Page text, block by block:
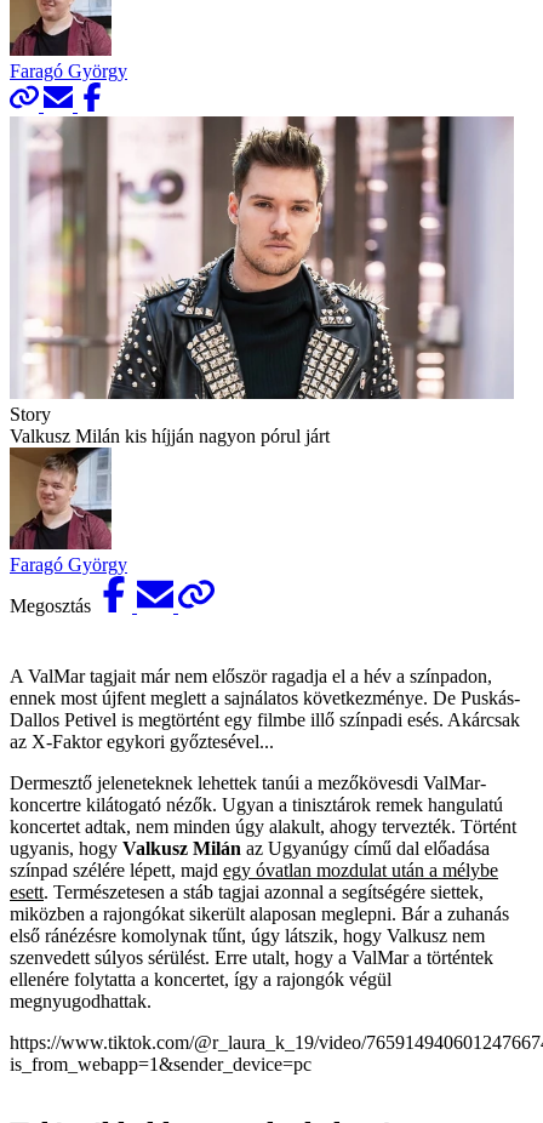
Faragó György
Story
Valkusz Milán kis híjján nagyon pórul járt
Faragó György
Megosztás
A ValMar tagjait már nem először ragadja el a hév a színpadon,
ennek most újfent meglett a sajnálatos következménye. De Puskás-
Dallos Petivel is megtörtént egy filmbe illő színpadi esés. Akárcsak
az X-Faktor egykori győztesével...
Dermesztő jeleneteknek lehettek tanúi a mezőkövesdi ValMar-
koncertre kilátogató nézők. Ugyan a tinisztárok remek hangulatú
koncertet adtak, nem minden úgy alakult, ahogy tervezték. Történt
ugyanis, hogy Valkusz Milán az Ugyanúgy című dal előadása
színpad szélére lépett, majd egy óvatlan mozdulat után a mélybe
esett. Természetesen a stáb tagjai azonnal a segítségére siettek,
miközben a rajongókat sikerült alaposan meglepni. Bár a zuhanás
első ránézésre komolynak tűnt, úgy látszik, hogy Valkusz nem
szenvedett súlyos sérülést. Erre utalt, hogy a ValMar a történtek
ellenére folytatta a koncertet, így a rajongók végül
megnyugodhattak.
https://www.tiktok.com/@r_laura_k_19/video/
is_from_webapp=1&sender_device=pc